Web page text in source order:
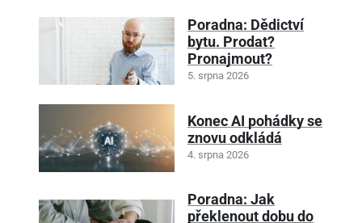
Poradna: Dědictví
bytu. Prodat?
Pronajmout?
5. srpna 2026
Konec AI pohádky se
znovu odkládá
4. srpna 2026
Poradna: Jak
překlenout dobu do